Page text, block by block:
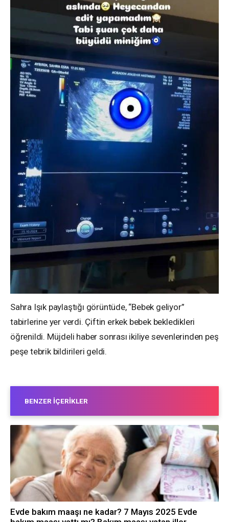
Sahra Işık paylaştığı görüntüde, “Bebek geliyor”
tabirlerine yer verdi. Çiftin erkek bebek bekledikleri
öğrenildi. Müjdeli haber sonrası ikiliye sevenlerinden peş
peşe tebrik bildirileri geldi.
BENZER İÇERIKLER
Evde bakım maaşı ne kadar? 7 Mayıs 2025 Evde